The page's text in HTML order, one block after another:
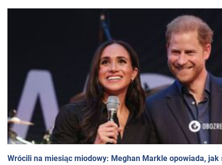
Wrócili na miesiąc miodowy: Meghan Markle opowiada, jak